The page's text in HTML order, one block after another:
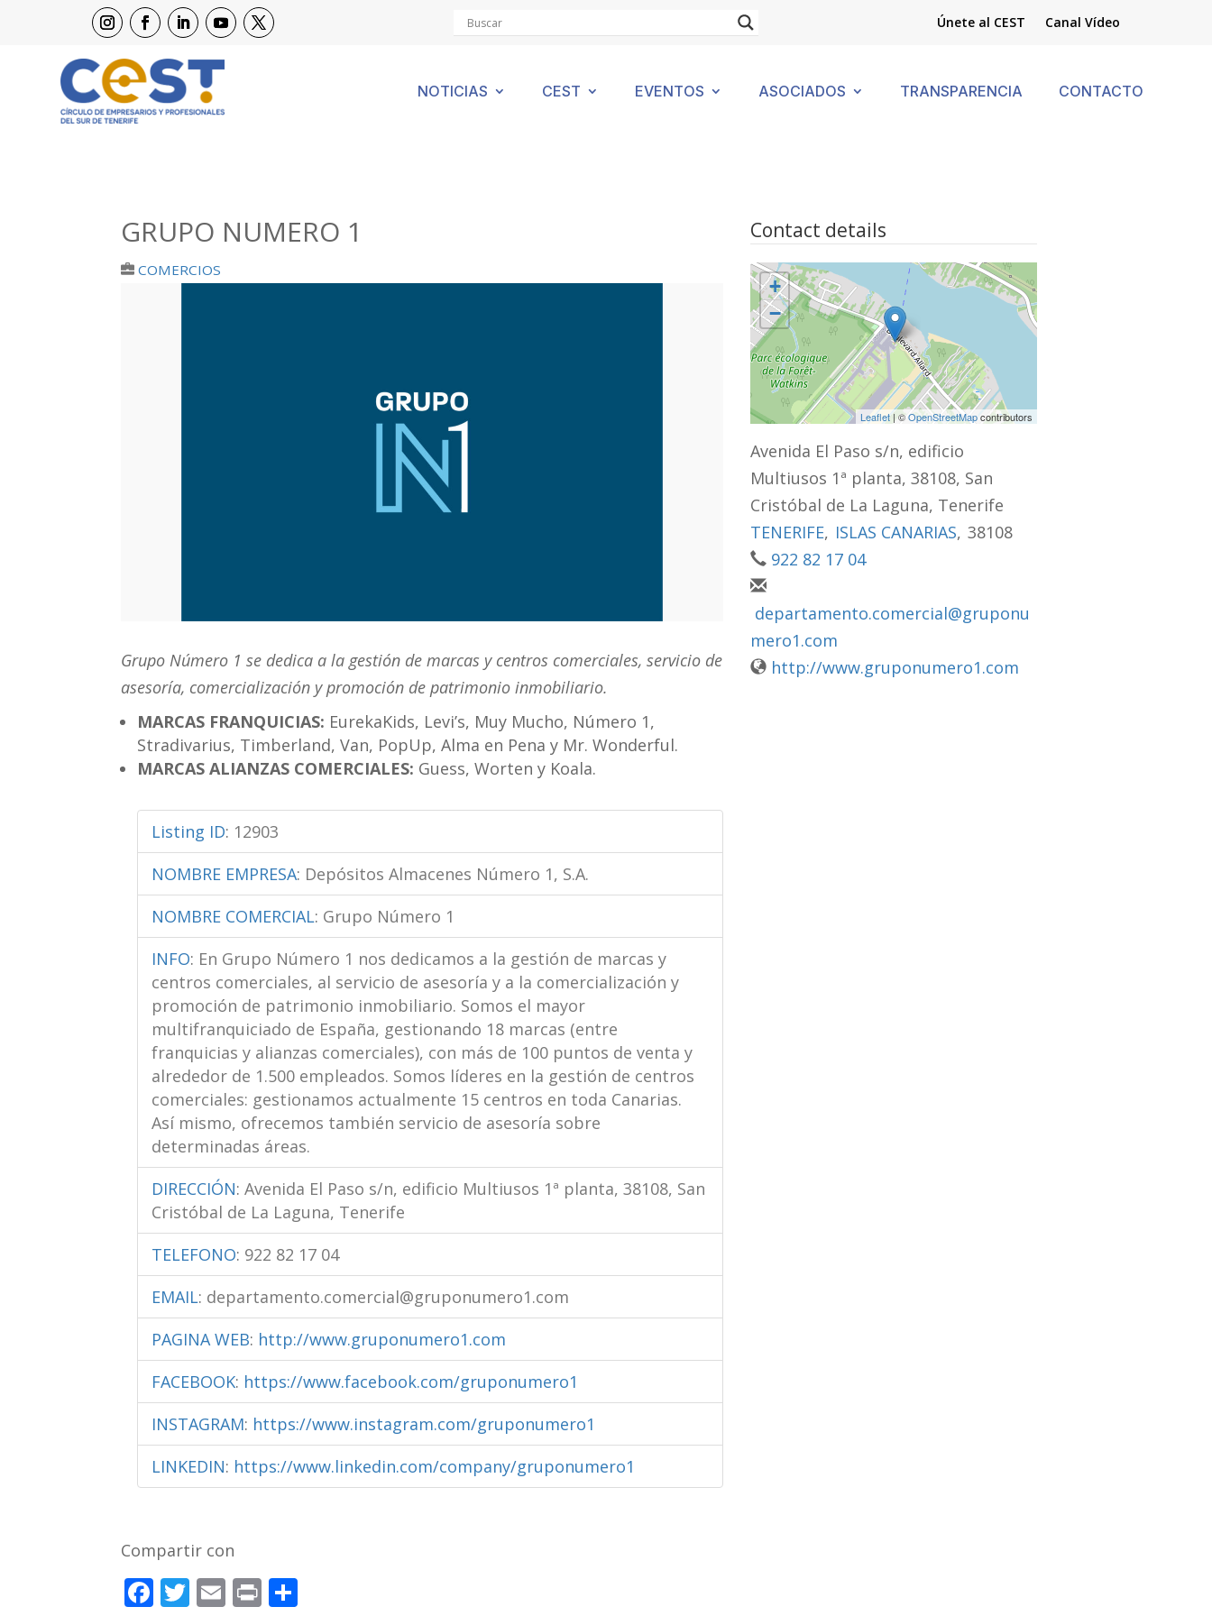
Únete al CEST Canal Vídeo
NOTICIAS CEST EVENTOS ASOCIADOS TRANSPARENCIA CONTACTO
GRUPO NUMERO 1
COMERCIOS
Grupo Número 1 se dedica a la gestión de marcas y centros comerciales, servicio de
asesoría, comercialización y promoción de patrimonio inmobiliario.
MARCAS FRANQUICIAS: EurekaKids, Levi’s, Muy Mucho, Número 1,
Stradivarius, Timberland, Van, PopUp, Alma en Pena y Mr. Wonderful.
MARCAS ALIANZAS COMERCIALES: Guess, Worten y Koala.
Listing ID: 12903
NOMBRE EMPRESA: Depósitos Almacenes Número 1, S.A.
NOMBRE COMERCIAL: Grupo Número 1
INFO: En Grupo Número 1 nos dedicamos a la gestión de marcas y
centros comerciales, al servicio de asesoría y a la comercialización y
promoción de patrimonio inmobiliario. Somos el mayor
multifranquiciado de España, gestionando 18 marcas (entre
franquicias y alianzas comerciales), con más de 100 puntos de venta y
alrededor de 1.500 empleados. Somos líderes en la gestión de centros
comerciales: gestionamos actualmente 15 centros en toda Canarias.
Así mismo, ofrecemos también servicio de asesoría sobre
determinadas áreas.
DIRECCIÓN:Avenida El Paso s/n, edificio Multiusos 1ª planta, 38108, San
Cristóbal de La Laguna, Tenerife
TELEFONO: 922 82 17 04
EMAIL: departamento.comercial@gruponumero1.com
PAGINA WEB: http://www.gruponumero1.com
FACEBOOK: https://www.facebook.com/gruponumero1
INSTAGRAM: https://www.instagram.com/gruponumero1
LINKEDIN: https://www.linkedin.com/company/gruponumero1
Contact details
+
−
Leaflet| ©OpenStreetMapcontributors
Avenida El Paso s/n, edificio
Multiusos 1ª planta, 38108, San
Cristóbal de La Laguna, Tenerife
TENERIFE, ISLAS CANARIAS, 38108
922 82 17 04
departamento.comercial@gruponu
mero1.com
http://www.gruponumero1.com
Compartir con
F T E Pr